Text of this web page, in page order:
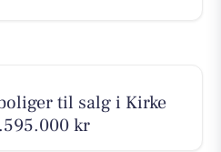
til salg i Kirke
kr